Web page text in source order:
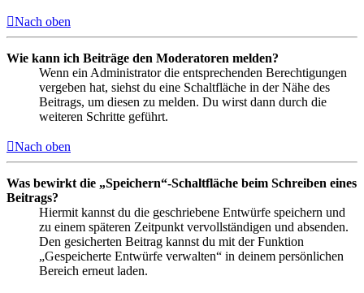
Nach oben
Wie kann ich Beiträge den Moderatoren melden?
Wenn ein Administrator die entsprechenden Berechtigungen
vergeben hat, siehst du eine Schaltfläche in der Nähe des
Beitrags, um diesen zu melden. Du wirst dann durch die
weiteren Schritte geführt.
Nach oben
Was bewirkt die „Speichern“-Schaltfläche beim Schreiben eines
Beitrags?
Hiermit kannst du die geschriebene Entwürfe speichern und
zu einem späteren Zeitpunkt vervollständigen und absenden.
Den gesicherten Beitrag kannst du mit der Funktion
„Gespeicherte Entwürfe verwalten“ in deinem persönlichen
Bereich erneut laden.